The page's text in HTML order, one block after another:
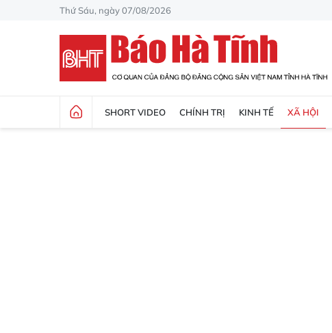
Thứ Sáu, ngày 07/08/2026
SHORT VIDEO CHÍNH TRỊ KINH TẾ XÃ HỘI